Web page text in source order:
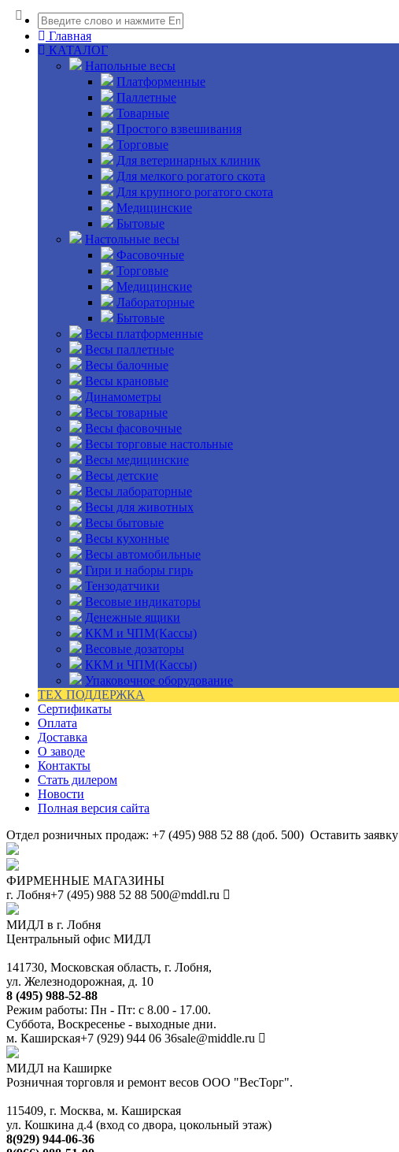
Главная
КАТАЛОГ
Напольные весы
Платформенные
Паллетные
Товарные
Простого взвешивания
Торговые
Для ветеринарных клиник
Для мелкого рогатого скота
Для крупного рогатого скота
Медицинские
Бытовые
Настольные весы
Фасовочные
Торговые
Медицинские
Лабораторные
Бытовые
Весы платформенные
Весы паллетные
Весы балочные
Весы крановые
Динамометры
Весы товарные
Весы фасовочные
Весы торговые настольные
Весы медицинские
Весы детские
Весы лабораторные
Весы для животных
Весы бытовые
Весы кухонные
Весы автомобильные
Гири и наборы гирь
Тензодатчики
Весовые индикаторы
Денежные ящики
ККМ и ЧПМ(Кассы)
Весовые дозаторы
ККМ и ЧПМ(Кассы)
Упаковочное оборудование
ТЕХ ПОДДЕРЖКА
Сертификаты
Оплата
Доставка
О заводе
Контакты
Стать дилером
Новости
Полная версия сайта
Отдел розничных продаж: +7 (495) 988 52 88 (доб. 500) Оставить заявку
ФИРМЕННЫЕ МАГАЗИНЫ
г. Лобня+7 (495) 988 52 88 500@mddl.ru
МИДЛ в г. Лобня
Центральный офис МИДЛ
141730, Московская область, г. Лобня,
ул. Железнодорожная, д. 10
8 (495) 988-52-88
Режим работы: Пн - Пт: с 8.00 - 17.00.
Суббота, Воскресенье - выходные дни.
м. Каширская+7 (929) 944 06 36sale@middle.ru
МИДЛ на Каширке
Розничная торговля и ремонт весов ООО "ВесТорг".
115409, г. Москва, м. Каширская
ул. Кошкина д.4 (вход со двора, цокольный этаж)
8(929) 944-06-36